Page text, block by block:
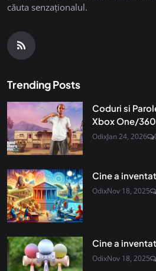
căuta senzaționalul.
Trending Posts
Coduri si
Xbox One/360
OdixJan 24, 2026
Cine a
OdixNov 18, 2025
Cine a
OdixNov 18, 2025